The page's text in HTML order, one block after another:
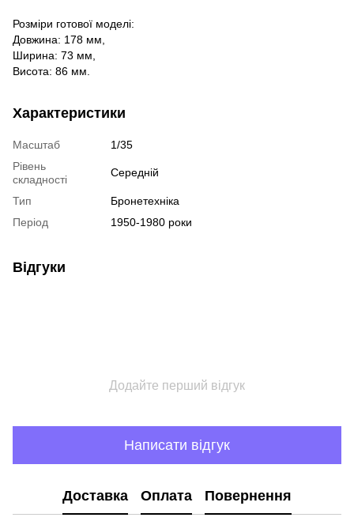
Розміри готової моделі:
Довжина: 178 мм,
Ширина: 73 мм,
Висота: 86 мм.
Характеристики
Масштаб
1/35
Рівень
складності
Середній
Тип
Бронетехніка
Період
1950-1980 роки
Відгуки
Додайте перший відгук
Написати відгук
Доставка Оплата Повернення